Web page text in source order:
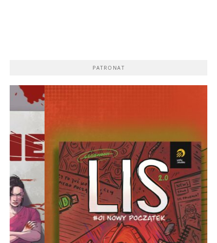
PATRONAT